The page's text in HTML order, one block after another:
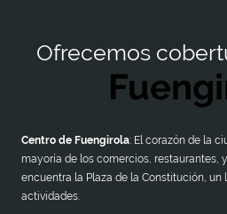
Ofrecemos
Centro de Fuengirola: El corazón de la
mayoría de los comercios, restaurantes,
encuentra la Plaza de la Constitución, un
actividades.